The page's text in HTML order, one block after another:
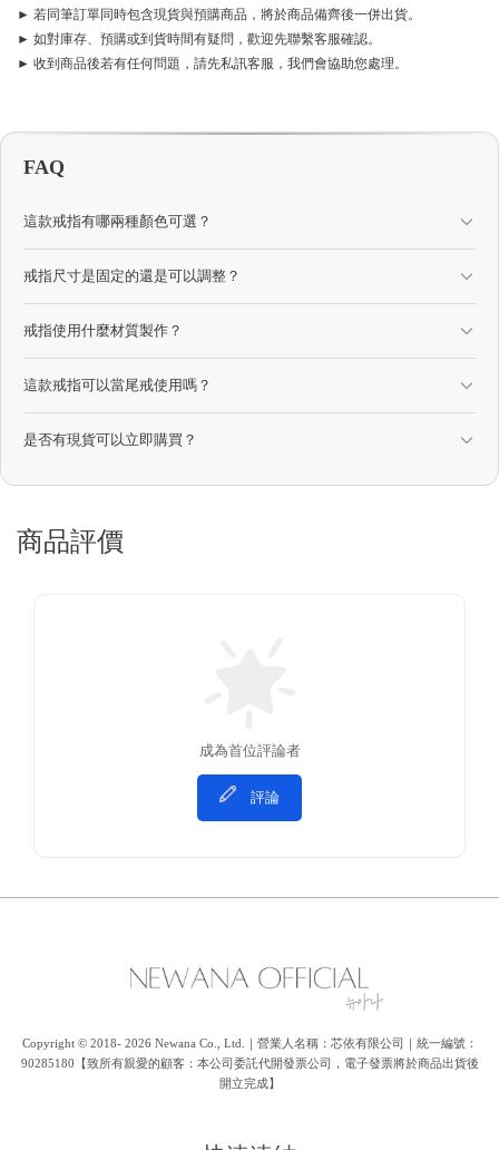
► 若同筆訂單同時包含現貨與預購商品，將於商品備齊後一併出貨。
► 如對庫存、預購或到貨時間有疑問，歡迎先聯繫客服確認。
► 收到商品後若有任何問題，請先私訊客服，我們會協助您處理。
FAQ
這款戒指有哪兩種顏色可選？
戒指尺寸是固定的還是可以調整？
戒指使用什麼材質製作？
這款戒指可以當尾戒使用嗎？
是否有現貨可以立即購買？
商品評價
成為首位評論者
評論
Copyright © 2018- 2026 Newana Co., Ltd.｜營業人名稱：芯依有限公司｜統一編號：
90285180【致所有親愛的顧客：本公司委託代開發票公司，電子發票將於商品出貨後
開立完成】